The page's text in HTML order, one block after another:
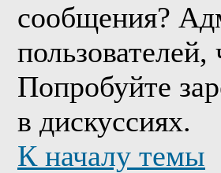
сообщения?
Попробуйте
в дискуссиях.
К началу темы